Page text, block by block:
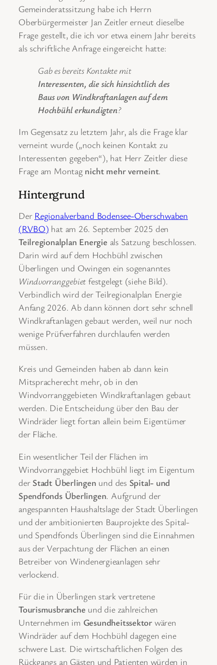
Gemeinderatssitzung habe ich Herrn
Oberbürgermeister Jan Zeitler erneut dieselbe
Frage gestellt, die ich vor etwa einem Jahr bereits
als schriftliche Anfrage eingereicht hatte:
Gab es bereits Kontakte mit
Interessenten, die sich hinsichtlich des
Baus von Windkraftanlagen auf dem
Hochbühl erkundigten?
Im Gegensatz zu letztem Jahr, als die Frage klar
verneint wurde („noch keinen Kontakt zu
Interessenten gegeben“), hat Herr Zeitler diese
Frage am Montag nicht mehr verneint.
Hintergrund
Der Regionalverband Bodensee-Oberschwaben
(RVBO) hat am 26. September 2025 den
Teilregionalplan Energie als Satzung beschlossen.
Darin wird auf dem Hochbühl zwischen
Überlingen und Owingen ein sogenanntes
Windvorranggebietfestgelegt (siehe Bild).
Verbindlich wird der Teilregionalplan Energie
Anfang 2026. Ab dann können dort sehr schnell
Windkraftanlagen gebaut werden, weil nur noch
wenige Prüfverfahren durchlaufen werden
müssen.
Kreis und Gemeinden haben ab dann kein
Mitspracherecht mehr, ob in den
Windvorranggebieten Windkraftanlagen gebaut
werden. Die Entscheidung über den Bau der
Windräder liegt fortan allein beim Eigentümer
der Fläche.
Ein wesentlicher Teil der Flächen im
Windvorranggebiet Hochbühl liegt im Eigentum
der Stadt Überlingen und des Spital- und
Spendfonds Überlingen. Aufgrund der
angespannten Haushaltslage der Stadt Überlingen
und der ambitionierten Bauprojekte des Spital-
und Spendfonds Überlingen sind die Einnahmen
aus der Verpachtung der Flächen an einen
Betreiber von Windenergieanlagen sehr
verlockend.
Für die in Überlingen stark vertretene
Tourismusbranche und die zahlreichen
Unternehmen im Gesundheitssektorwären
Windräder auf dem Hochbühl dagegen eine
schwere Last. Die wirtschaftlichen Folgen des
Rückgangs an Gästen und Patienten würden in